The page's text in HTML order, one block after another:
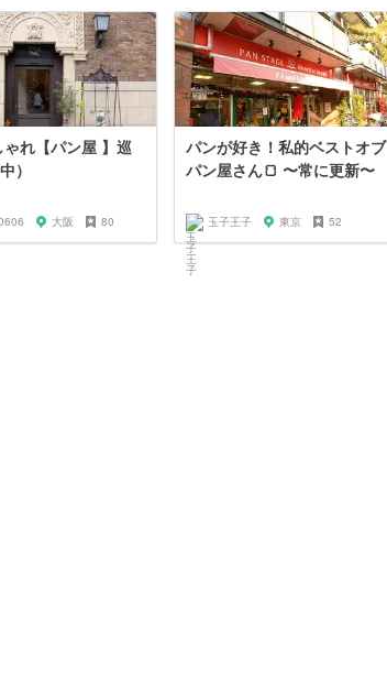
ゃれ【パン屋 】巡
）
大阪 80
パンが好き！私的ベストオブ
パン屋さん🍞 〜常に更新〜
玉子王子 東京 52